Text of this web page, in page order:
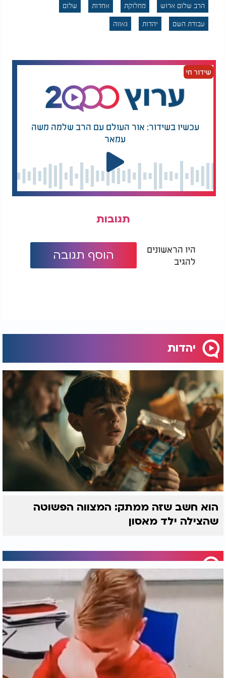
כשאין שלום, כל אחד מאיתנו סובל ומתרחק מהעצות
השלמות של צדיקי האמת. עלינו לרחם על עם ישראל
ועל העולם הסובל, ולהחליט בלב שלם: אנחנו רוצים
רק דרך ביטול ה"אני" והתמסרות לאחדות, נוכל למשוך
את העולם כולו אל הטוב ולזכות לגאולה שלמה.
הרב שלום ארוש מחלוקת אחדות
שלום
עבודת השם
יהדות גאווה
שידור חי
עכשיו בשידור: אור העולם עם הרב שלמה משה
עמאר
תגובות
היו הראשונים
להגיב
הוסף תגובה
יהדות
הוא חשב שזה ממתק: המצווה הפשוטה
שהצילה ילד מאסון